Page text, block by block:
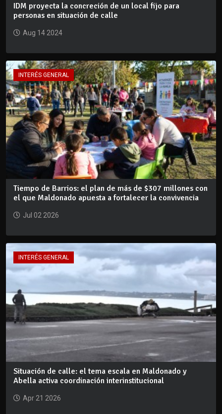
IDM proyecta la concreción de un local fijo para
personas en situación de calle
Aug 14 2024
INTERÉS GENERAL
Tiempo de Barrios: el plan de más de $307 millones con
el que Maldonado apuesta a fortalecer la convivencia
Jul 02 2026
INTERÉS GENERAL
Situación de calle: el tema escala en Maldonado y
Abella activa coordinación interinstitucional
Apr 21 2026